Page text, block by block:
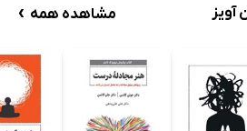
آویز مشاهده همه ›